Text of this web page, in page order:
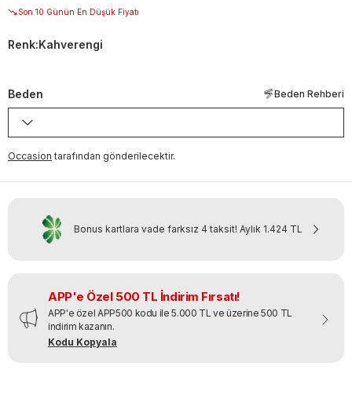
Son 10 Günün En Düşük Fiyatı
Renk:Kahverengi
Beden Beden Rehberi
Occasion tarafından gönderilecektir.
Bonus kartlara vade farksız 4 taksit! Aylık 1.424 TL
APP'e Özel 500 TL İndirim Fırsatı!
APP'e özel APP500 kodu ile 5.000 TL ve üzerine 500 TL
indirim kazanın.
Kodu Kopyala